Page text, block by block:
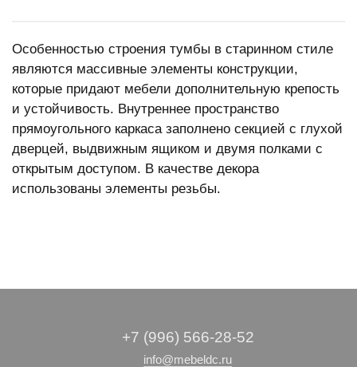
Особенностью строения тумбы в старинном стиле
являются массивные элементы конструкции,
которые придают мебели дополнительную крепость
и устойчивость. Внутреннее пространство
прямоугольного каркаса заполнено секцией с глухой
дверцей, выдвижным ящиком и двумя полками с
открытым доступом. В качестве декора
использованы элементы резьбы.
+7 (996) 566-28-52
info@mebeldc.ru